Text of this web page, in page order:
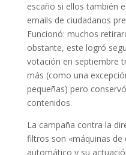
escaño si ellos también
emails de ciudadanos
Funcionó: muchos
obstante, este logró
votación en septiembre
más (como una
pequeñas) pero
contenidos.
La campaña contra la
filtros son «máquinas de
automático y su